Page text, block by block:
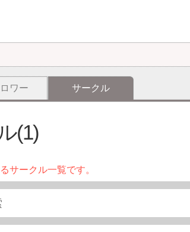
ワー サークル
(1)
サークル一覧です。